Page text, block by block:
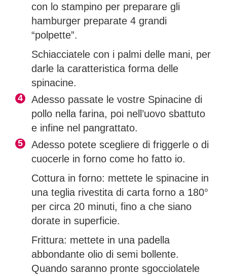
con lo stampino per preparare gli
hamburger preparate 4 grandi
“polpette”.
Schiacciatele con i palmi delle mani, per
darle la caratteristica forma delle
spinacine.
Adesso passate le vostre Spinacine di
pollo nella farina, poi nell’uovo sbattuto
e infine nel pangrattato.
Adesso potete scegliere di friggerle o di
cuocerle in forno come ho fatto io.
Cottura in forno: mettete le spinacine in
una teglia rivestita di carta forno a 180°
per circa 20 minuti, fino a che siano
dorate in superficie.
Frittura: mettete in una padella
abbondante olio di semi bollente.
Quando saranno pronte sgocciolatele